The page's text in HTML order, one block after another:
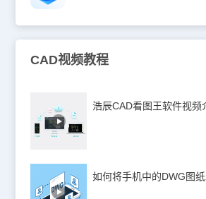
CAD视频教程
浩辰CAD看图王软件视频
如何将手机中的DWG图纸